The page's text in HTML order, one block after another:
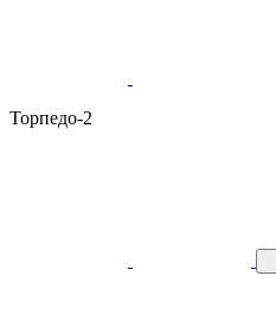
Торпедо-2